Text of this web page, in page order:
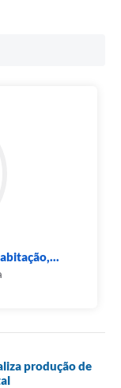
produção de